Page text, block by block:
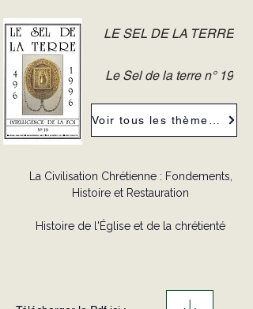
LE SEL DE LA TERRE
Le Sel de la terre n° 19
La Civilisation Chrétienne : Fondements,
Histoire et Restauration
Histoire de l'Église et de la chrétienté